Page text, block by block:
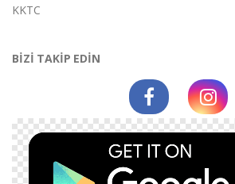
KKTC
BİZİ TAKİP EDİN